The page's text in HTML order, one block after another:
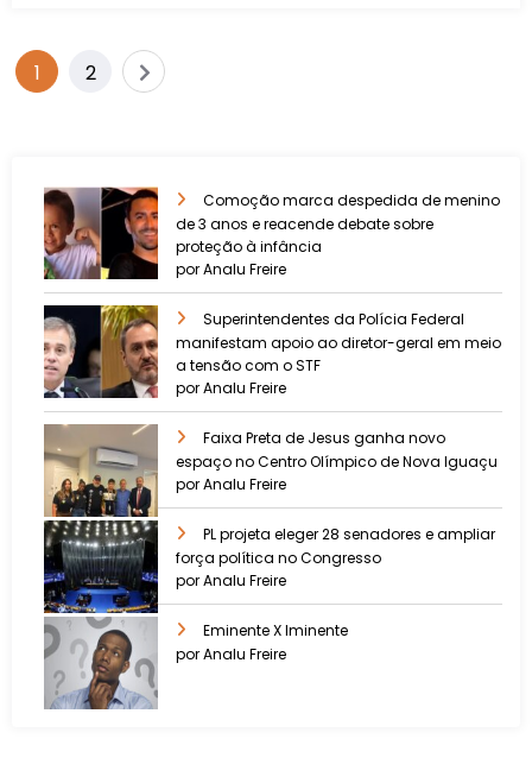
1 2
Comoção marca despedida de menino
de 3 anos e reacende debate sobre
proteção à infância
por Analu Freire
Superintendentes da Polícia Federal
manifestam apoio ao diretor-geral em meio
a tensão com o STF
por Analu Freire
Faixa Preta de Jesus ganha novo
espaço no Centro Olímpico de Nova Iguaçu
por Analu Freire
PL projeta eleger 28 senadores e ampliar
força política no Congresso
por Analu Freire
Eminente X Iminente
por Analu Freire